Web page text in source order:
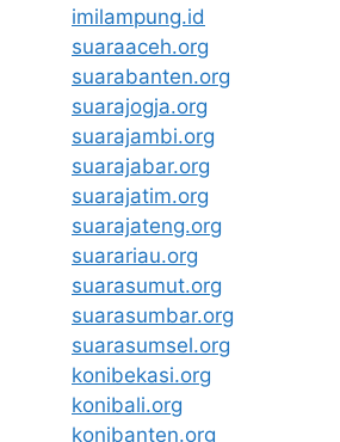
imilampung.id
suaraaceh.org
suarabanten.org
suarajogja.org
suarajambi.org
suarajabar.org
suarajatim.org
suarajateng.org
suarariau.org
suarasumut.org
suarasumbar.org
suarasumsel.org
konibekasi.org
konibali.org
konibanten.org